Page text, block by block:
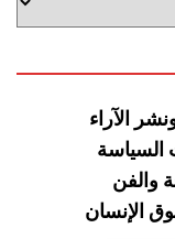
الآراء
السياسة
والفن
الإنسان